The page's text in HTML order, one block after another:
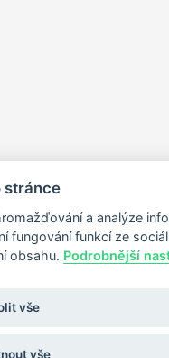
stránce
a analýze
fungování funkcí ze
obsahu. Podrobnější
vše
vše